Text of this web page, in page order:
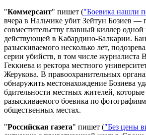
"Коммерсант" пишет ("Боевика нашли
вчера в Нальчике убит Зейтун Бозиев —
совместительству главный киллер одной
действующей в Кабардино-Балкарии.
разыскиваемого несколько лет,
серии убийств, в том числе журналиста
Геккиева и ректора местного
Жерукова. В правоохранительных
обнаружить местонахождение Бозиева
бдительности местных жителей, которые
разыскиваемого боевика по
общественных местах.
"Российская газета" пишет ("Без цены